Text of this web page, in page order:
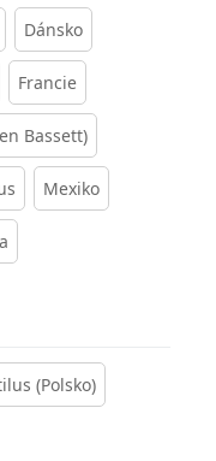
Dánsko
Francie
Bassett)
Mexiko
(Polsko)